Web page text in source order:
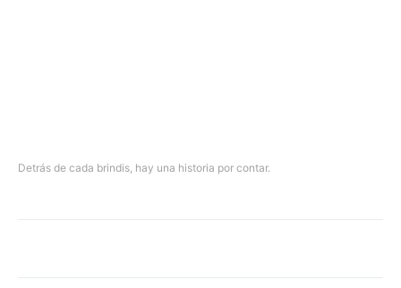
Detrás de cada brindis, hay una historia por contar.